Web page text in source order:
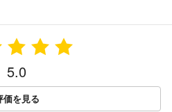
5.0
価を見る